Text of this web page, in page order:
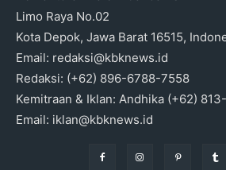
Limo Raya No.02
Kota Depok, Jawa Barat 16515,
Email: redaksi@kbknews.id
Redaksi: (+62) 896-6788-7558
Kemitraan & Iklan: Andhika (+62)
Email: iklan@kbknews.id